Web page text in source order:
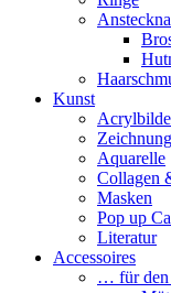
Kunst
Aquarelle
Collagen
Masken
Pop up
Literatur
Accessoires
… für